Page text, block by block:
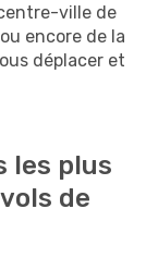
ville de
encore de la
déplacer et
les plus
de